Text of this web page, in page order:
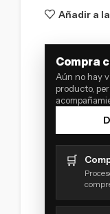
Añadir a
Compra
Aún no hay
producto,
🛒